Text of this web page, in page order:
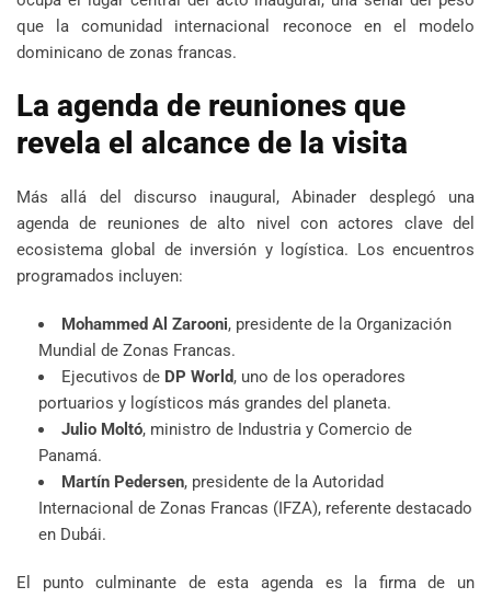
que la comunidad internacional reconoce en el modelo
dominicano de zonas francas.
La agenda de reuniones que
revela el alcance de la visita
Más allá del discurso inaugural, Abinader desplegó una
agenda de reuniones de alto nivel con actores clave del
ecosistema global de inversión y logística. Los encuentros
programados incluyen:
Mohammed Al Zarooni, presidente de la Organización
Mundial de Zonas Francas.
Ejecutivos de DP World, uno de los operadores
portuarios y logísticos más grandes del planeta.
Julio Moltó, ministro de Industria y Comercio de
Panamá.
Martín Pedersen, presidente de la Autoridad
Internacional de Zonas Francas (IFZA), referente destacado
en Dubái.
El punto culminante de esta agenda es la firma de un